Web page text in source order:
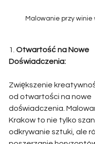
Malowanie przy winie
1. Otwartość na Nowe
Doświadczenia:
Zwiększenie
od otwartości na nowe
doświadczenia.
Krakow to nie tylko
odkrywanie sztuki, ale